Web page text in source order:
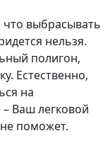
выбрасывать
нельзя.
полигон,
Естественно,
на
Ваш легковой
поможет.